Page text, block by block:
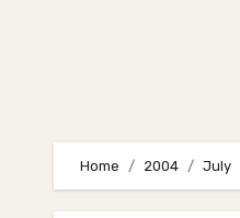
Home 2004 July